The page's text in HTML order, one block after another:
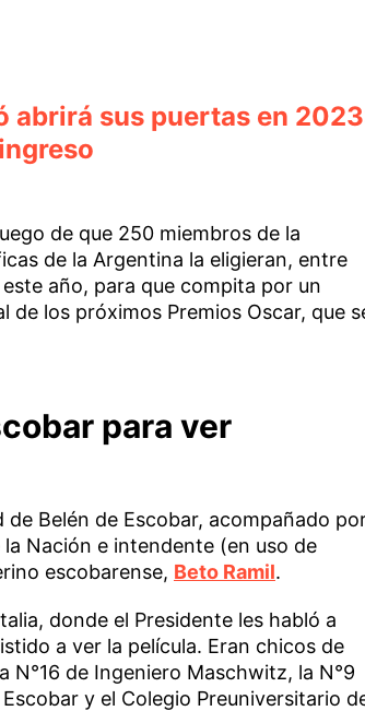
abrirá sus puertas en
de que 250 miembros de la
de la Argentina la eligieran, entre
año, para que compita por un
los próximos Premios Oscar, que
para ver
Belén de Escobar, acompañado
Nación e intendente (en uso de
escobarense, Beto Ramil.
donde el Presidente les habló a
a ver la película. Eran chicos de
N°16 de Ingeniero Maschwitz, la N°9
y el Colegio Preuniversitario